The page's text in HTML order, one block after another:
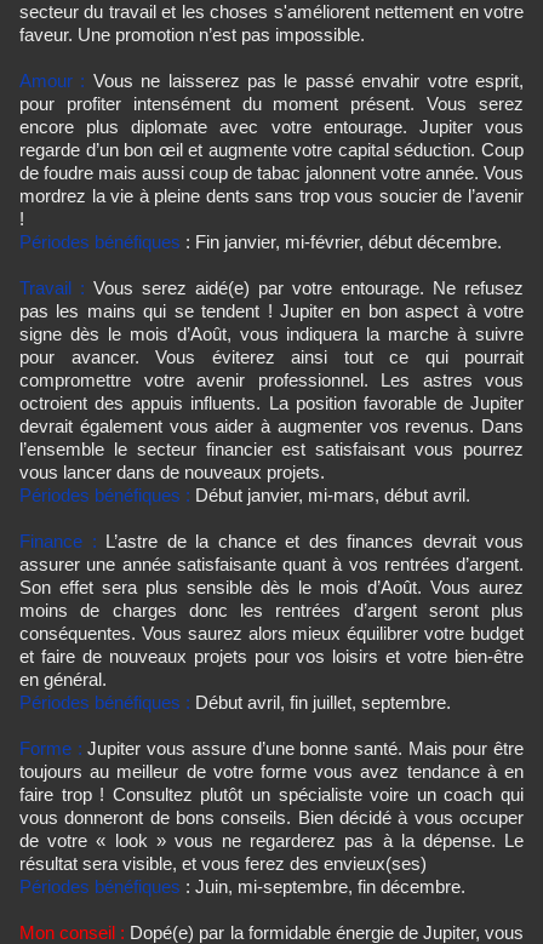
secteur du travail et les choses s'améliorent nettement en votre
faveur. Une promotion n’est pas impossible.
Amour : Vous ne laisserez pas le passé envahir votre esprit,
pour profiter intensément du moment présent. Vous serez
encore plus diplomate avec votre entourage. Jupiter vous
regarde d’un bon œil et augmente votre capital séduction. Coup
de foudre mais aussi coup de tabac jalonnent votre année. Vous
mordrez la vie à pleine dents sans trop vous soucier de l’avenir
!
Périodes bénéfiques : Fin janvier, mi-février, début décembre.
Travail : Vous serez aidé(e) par votre entourage. Ne refusez
pas les mains qui se tendent ! Jupiter en bon aspect à votre
signe dès le mois d’Août, vous indiquera la marche à suivre
pour avancer. Vous éviterez ainsi tout ce qui pourrait
compromettre votre avenir professionnel. Les astres vous
octroient des appuis influents. La position favorable de Jupiter
devrait également vous aider à augmenter vos revenus. Dans
l’ensemble le secteur financier est satisfaisant vous pourrez
vous lancer dans de nouveaux projets.
Périodes bénéfiques : Début janvier, mi-mars, début avril.
Finance : L’astre de la chance et des finances devrait vous
assurer une année satisfaisante quant à vos rentrées d’argent.
Son effet sera plus sensible dès le mois d’Août. Vous aurez
moins de charges donc les rentrées d’argent seront plus
conséquentes. Vous saurez alors mieux équilibrer votre budget
et faire de nouveaux projets pour vos loisirs et votre bien-être
en général.
Périodes bénéfiques : Début avril, fin juillet, septembre.
Forme : Jupiter vous assure d’une bonne santé. Mais pour être
toujours au meilleur de votre forme vous avez tendance à en
faire trop ! Consultez plutôt un spécialiste voire un coach qui
vous donneront de bons conseils. Bien décidé à vous occuper
de votre « look » vous ne regarderez pas à la dépense. Le
résultat sera visible, et vous ferez des envieux(ses)
Périodes bénéfiques : Juin, mi-septembre, fin décembre.
Mon conseil : Dopé(e) par la formidable énergie de Jupiter, vous